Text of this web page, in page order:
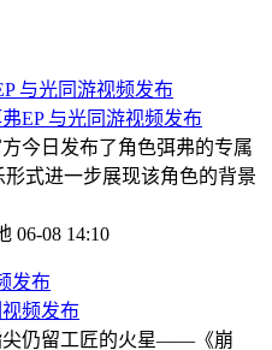
EP 与光同游视频发布
今日发布了角色弭弗的专属
式进一步展现该角色的背景
06-08 14:10
频发布
尖仍留工匠的火星——《崩